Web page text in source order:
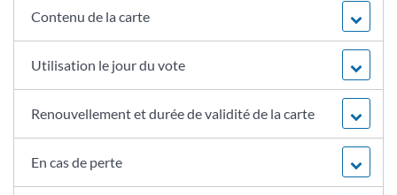
Contenu de la carte
Utilisation le jour du vote
Renouvellement et durée de validité de la carte
En cas de perte